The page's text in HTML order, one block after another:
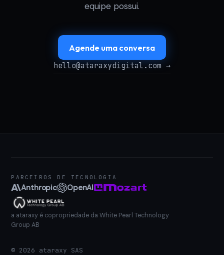
equipe possui.
Agende uma conversa
hello@ataraxydigital.com →
PARCEIROS DE TECNOLOGIA
Anthropic OpenAI
a ataraxy é copropriedade da White Pearl Technology
Group AB
© 2026 ataraxy SAS